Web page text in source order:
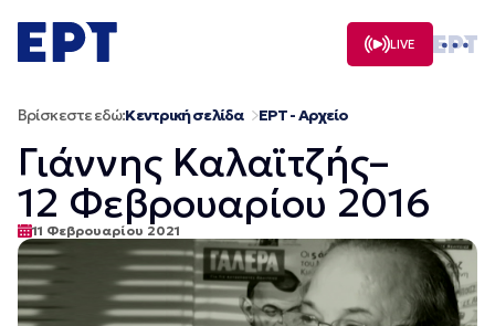
σε
περιεχόμενο
LIVE
Βρίσκεστε εδώ:Κεντρική σελίδα ΕΡΤ - Αρχείο
Γιάννης Καλαϊτζής–
12 Φεβρουαρίου 2016
11 Φεβρουαρίου 2021